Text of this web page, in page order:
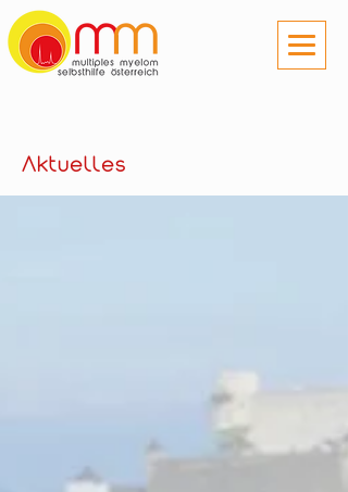
Aktuelles